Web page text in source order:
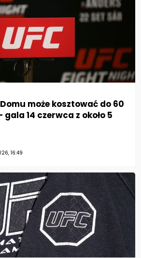
Domu może kosztować do 60
14 czerwca z około 5
16:49